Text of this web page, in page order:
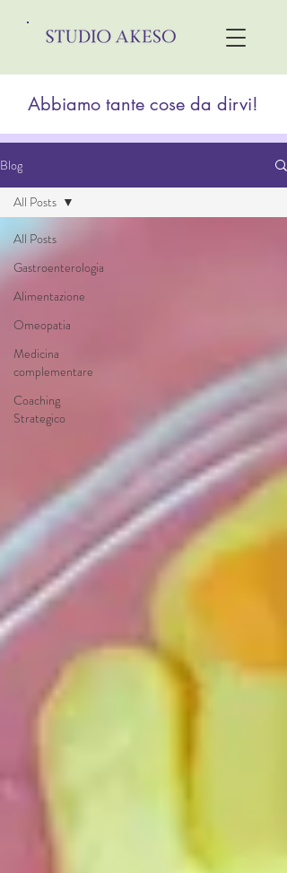
Abbiamo tante cose da dirvi!
Blog
All Posts
Gastroenterologia
Alimentazione
Omeopatia
Medicina
complementare
Coaching
Strategico
All Posts